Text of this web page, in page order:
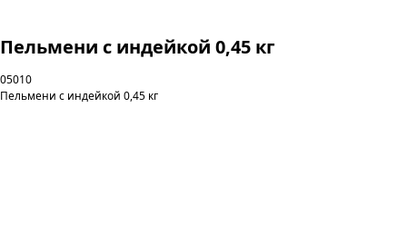
Пельмени с индейкой 0,45 кг
05010
Пельмени с индейкой 0,45 кг